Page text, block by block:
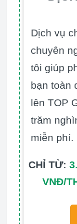
Dịch vụ
chuyên
tôi giúp
bạn toàn
lên TOP
trăm
miễn phí.
CHỈ TỪ:
VNĐ/